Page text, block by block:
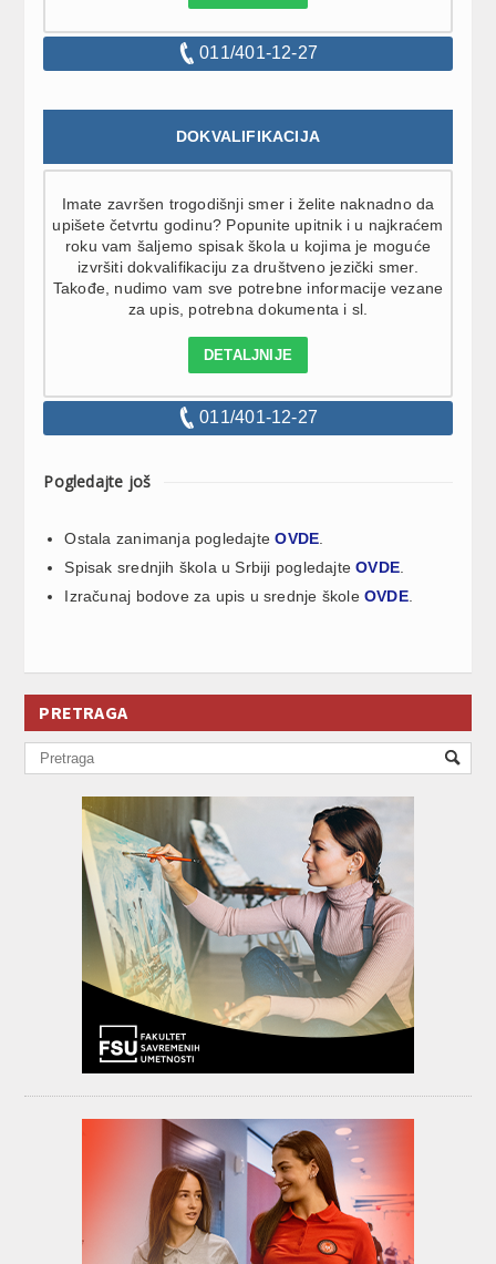
011/401-12-27
DOKVALIFIKACIJA
Imate završen trogodišnji smer i želite naknadno da
upišete četvrtu godinu? Popunite upitnik i u najkraćem
roku vam šaljemo spisak škola u kojima je moguće
izvršiti dokvalifikaciju za društveno jezički smer.
Takođe, nudimo vam sve potrebne informacije vezane
za upis, potrebna dokumenta i sl.
DETALJNIJE
011/401-12-27
Pogledajte još
Ostala zanimanja pogledajteOVDE
Spisak srednjih škola u Srbiji pogledajteOVDE
Izračunaj bodove za upis u srednje školeOVDE.
PRETRAGA